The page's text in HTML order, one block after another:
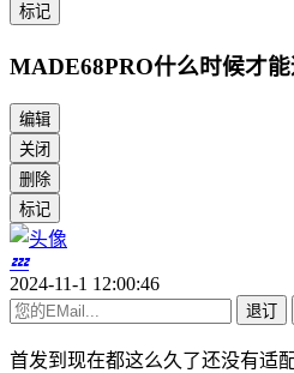
标记
MADE68PRO什么时候才
编辑
关闭
删除
标记
💤
2024-11-1 12:00:46
退订
首发到现在都这么久了还没有适